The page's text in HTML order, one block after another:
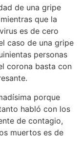
de una gripe
que la
es de cero
caso de una gripe
personas
corona basta con
porque
habló con los
de contagio,
muertos es de